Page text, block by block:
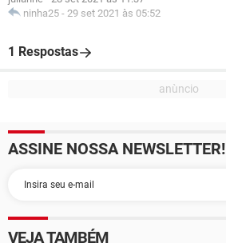
ninha25 - 29 set 2021 às 05:52
1 Respostas
ASSINE NOSSA NEWSLETTER!
VEJA TAMBÉM